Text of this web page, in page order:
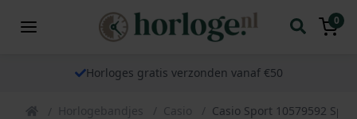
0
Horloges gratis verzonden vanaf €50
Horlogebandjes Casio Casio Sport 10579592